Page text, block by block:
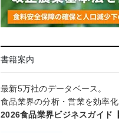
書籍案内
最新5万社のデータベース。
食品業界の分析・営業を効率化
2026食品業界ビジネスガイド